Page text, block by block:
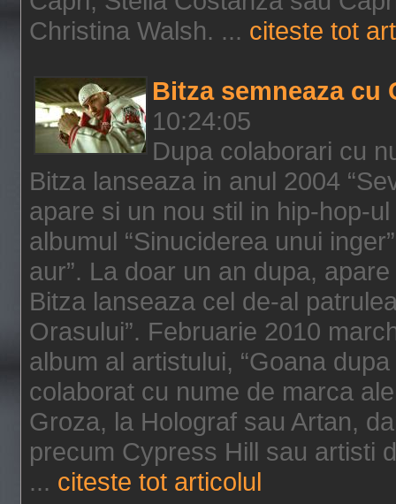
Christina Walsh. ... citeste tot
Bitza semneaza cu
10:24:05
Dupa colaborari cu
Bitza lanseaza in anul 2004
apare si un nou stil in hip-hop-
albumul “Sinuciderea unui
aur”. La doar un an dupa,
Bitza lanseaza cel de-al
Orasului”. Februarie 2010
album al artistului, “Goana
colaborat cu nume de marca
Groza, la Holograf sau Artan,
precum Cypress Hill sau artisti
... citeste tot articolul